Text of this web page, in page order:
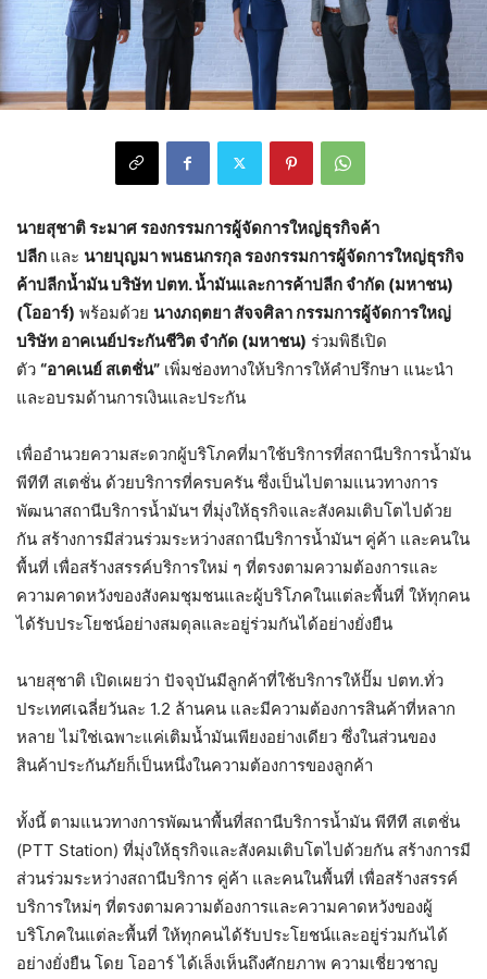
นายสุชาติ ระมาศ รองกรรมการผู้จัดการใหญ่ธุรกิจค้า
ปลีก และ นายบุญมา พนธนกรกุล รองกรรมการผู้จัดการใหญ่ธุรกิจ
ค้าปลีกน้ำมัน บริษัท ปตท. น้ำมันและการค้าปลีก จำกัด (มหาชน)
(โออาร์) พร้อมด้วย นางภฤตยา สัจจศิลา กรรมการผู้จัดการใหญ่
บริษัท อาคเนย์ประกันชีวิต จำกัด (มหาชน) ร่วมพิธีเปิด
ตัว “อาคเนย์ สเตชั่น” เพิ่มช่องทางให้บริการให้คำปรึกษา แนะนำ
และอบรมด้านการเงินและประกัน
เพื่ออำนวยความสะดวกผู้บริโภคที่มาใช้บริการที่สถานีบริการน้ำมัน
พีทีที สเตชั่น ด้วยบริการที่ครบครัน ซึ่งเป็นไปตามแนวทางการ
พัฒนาสถานีบริการน้ำมันฯ ที่มุ่งให้ธุรกิจและสังคมเติบโตไปด้วย
กัน สร้างการมีส่วนร่วมระหว่างสถานีบริการน้ำมันฯ คู่ค้า และคนใน
พื้นที่ เพื่อสร้างสรรค์บริการใหม่ ๆ ที่ตรงตามความต้องการและ
ความคาดหวังของสังคมชุมชนและผู้บริโภคในแต่ละพื้นที่ ให้ทุกคน
ได้รับประโยชน์อย่างสมดุลและอยู่ร่วมกันได้อย่างยั่งยืน
นายสุชาติ เปิดเผยว่า ปัจจุบันมีลูกค้าที่ใช้บริการให้ปั๊ม ปตท.ทั่ว
ประเทศเฉลี่ยวันละ 1.2 ล้านคน และมีความต้องการสินค้าที่หลาก
หลาย ไม่ใช่เฉพาะแค่เติมน้ำมันเพียงอย่างเดียว ซึ่งในส่วนของ
สินค้าประกันภัยก็เป็นหนึ่งในความต้องการของลูกค้า
ทั้งนี้ ตามแนวทางการพัฒนาพื้นที่สถานีบริการน้ำมัน พีทีที สเตชั่น
(PTT Station) ที่มุ่งให้ธุรกิจและสังคมเติบโตไปด้วยกัน สร้างการมี
ส่วนร่วมระหว่างสถานีบริการ คู่ค้า และคนในพื้นที่ เพื่อสร้างสรรค์
บริการใหม่ๆ ที่ตรงตามความต้องการและความคาดหวังของผู้
บริโภคในแต่ละพื้นที่ ให้ทุกคนได้รับประโยชน์และอยู่ร่วมกันได้
อย่างยั่งยืน โดย โออาร์ ได้เล็งเห็นถึงศักยภาพ ความเชี่ยวชาญ